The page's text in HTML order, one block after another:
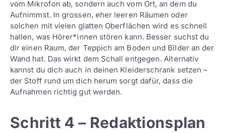
vom Mikrofon ab, sondern auch vom Ort, an dem du
Aufnimmst. In grossen, eher leeren Räumen oder
solchen mit vielen glatten Oberflächen wird es schnell
hallen, was Hörer*innen stören kann. Besser suchst du
dir einen Raum, der Teppich am Boden und Bilder an der
Wand hat. Das wirkt dem Schall entgegen. Alternativ
kannst du dich auch in deinen Kleiderschrank setzen –
der Stoff rund um dich herum sorgt dafür, dass die
Aufnahmen richtig gut werden.
Schritt 4 – Redaktionsplan